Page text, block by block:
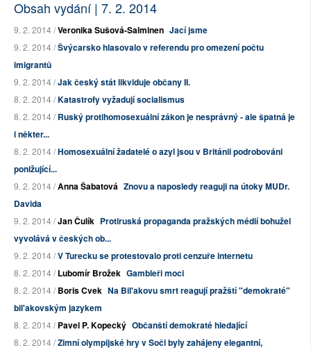
Obsah vydání | 7. 2. 2014
9. 2. 2014 /Veronika Sušová-Salminen Jací jsme
9. 2. 2014 /Švýcarsko hlasovalo v referendu pro omezení počtu
imigrantů
9. 2. 2014 /Jak český stát likviduje občany II.
8. 2. 2014 /Katastrofy vyžadují socialismus
8. 2. 2014 /Ruský protihomosexuální zákon je nesprávný - ale špatná je
i někter...
8. 2. 2014 /Homosexuální žadatelé o azyl jsou v Británii podrobováni
ponižující...
9. 2. 2014 /Anna Šabatová Znovu a naposledy reaguji na útoky MUDr.
Davida
9. 2. 2014 /Jan Čulík Protiruská propaganda pražských médií bohužel
vyvolává v českých ob...
9. 2. 2014 /V Turecku se protestovalo proti cenzuře internetu
8. 2. 2014 /Lubomír Brožek Gambleři moci
8. 2. 2014 /Boris Cvek Na Bil'akovu smrt reagují pražští "demokraté"
bil'akovským jazykem
8. 2. 2014 /Pavel P. Kopecký Občanští demokraté hledající
8. 2. 2014 /Zimní olympijské hry v Soči byly zahájeny elegantní,